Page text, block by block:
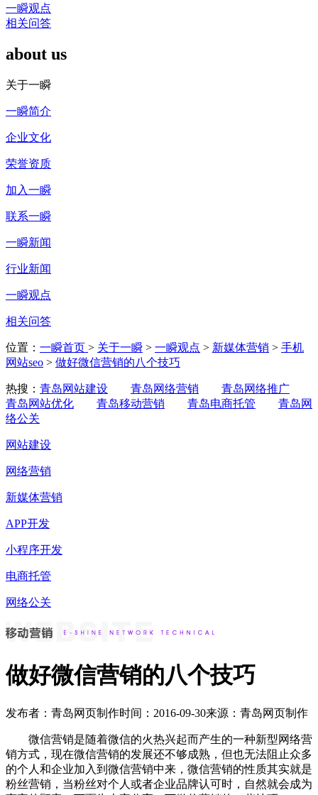
一瞬观点
相关问答
about us
关于一瞬
一瞬简介
企业文化
荣誉资质
加入一瞬
联系一瞬
一瞬新闻
行业新闻
一瞬观点
相关问答
位置： 一瞬首页 > 关于一瞬 > 一瞬观点 > 新媒体营销 > 手机
网站seo > 做好微信营销的八个技巧
热搜： 青岛网站建设 青岛网络营销
青岛网络推广
青岛网站优化
青岛移动营销 青岛电商托管
青岛网
络公关
网站建设
网络营销
新媒体营销
APP开发
小程序开发
电商托管
网络公关
做好微信营销的八个技巧
发布者：青岛网页制作时间：2016-09-30来源：青岛网页制作
微信营销是随着微信的火热兴起而产生的一种新型网络营
销方式，现在微信营销的发展还不够成熟，但也无法阻止众多
的个人和企业加入到微信营销中来，微信营销的性质其实就是
粉丝营销，当粉丝对个人或者企业品牌认可时，自然就会成为